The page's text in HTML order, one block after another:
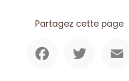
Partagez cette page